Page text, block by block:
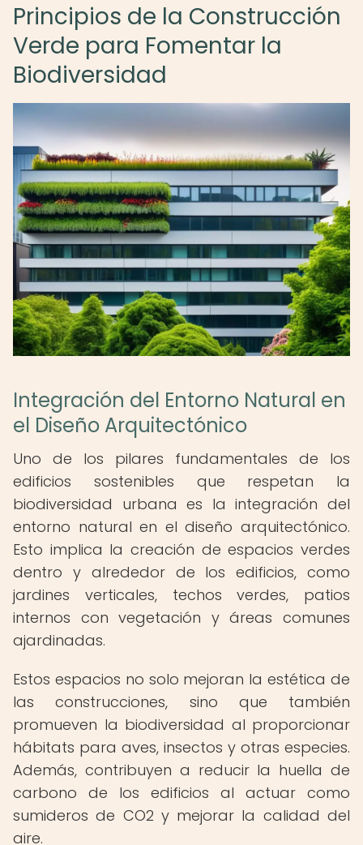
Principios de la Construcción
Verde para Fomentar la
Biodiversidad
Integración del Entorno Natural en
el Diseño Arquitectónico
Uno de los pilares fundamentales de los
edificios sostenibles que respetan la
biodiversidad urbana es la integración del
entorno natural en el diseño arquitectónico.
Esto implica la creación de espacios verdes
dentro y alrededor de los edificios, como
jardines verticales, techos verdes, patios
internos con vegetación y áreas comunes
ajardinadas.
Estos espacios no solo mejoran la estética de
las construcciones, sino que también
promueven la biodiversidad al proporcionar
hábitats para aves, insectos y otras especies.
Además, contribuyen a reducir la huella de
carbono de los edificios al actuar como
sumideros de CO2 y mejorar la calidad del
aire.